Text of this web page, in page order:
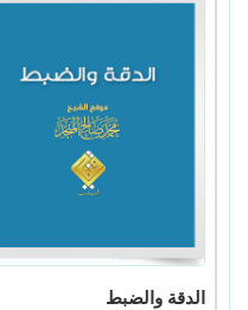
الدقة والضبط